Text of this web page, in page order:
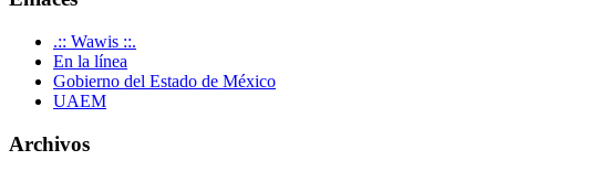
.:: Wawis ::.
En la línea
Gobierno del Estado de México
UAEM
Archivos